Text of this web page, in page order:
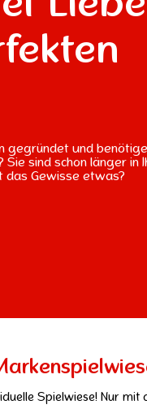
gegründet und
sind schon länger in
das Gewisse etwas?
Spielwiese! Nur